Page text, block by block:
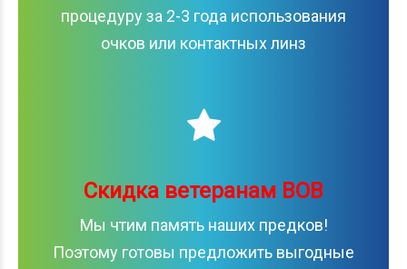
процедуру за 2-3 года использования
очков или контактных линз
Скидка ветеранам ВОВ
Мы чтим память наших предков!
Поэтому готовы предложить выгодные